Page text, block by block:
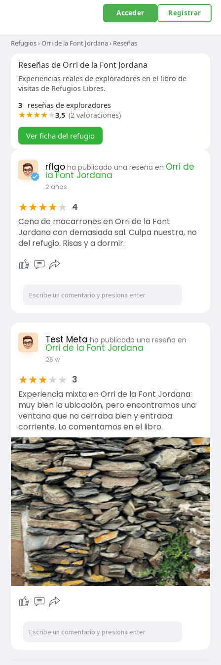
Acceder Registrar
Refugios›Orri de la Font Jordana› Reseñas
Reseñas de Orri de la Font Jordana
Experiencias reales de exploradores en el libro de
visitas de Refugios Libres.
3
reseñas de exploradores
★★★★★3,5 (2 valoraciones)
Ver ficha del refugio
rflgo ha publicado una reseña en Orri de
la Font Jordana
2 años
★★★★★ 4
Cena de macarrones en Orri de la Font
Jordana con demasiada sal. Culpa nuestra, no
del refugio. Risas y a dormir.
Test Meta ha publicado una reseña en
Orri de la Font Jordana
26 w
★★★★★ 3
Experiencia mixta en Orri de la Font Jordana:
muy bien la ubicación, pero encontramos una
ventana que no cerraba bien y entraba
corriente. Lo comentamos en el libro.